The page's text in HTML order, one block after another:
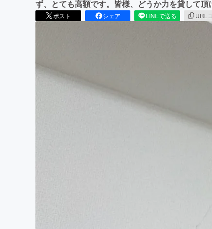
ず、とても高額です。皆様、どうか力を貸して頂
ポスト シェア LINEで送る URL